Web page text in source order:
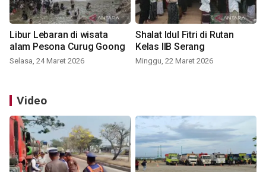
Libur Lebaran di wisata
alam Pesona Curug Goong
Selasa, 24 Maret 2026
Shalat Idul Fitri di Rutan
Kelas IIB Serang
Minggu, 22 Maret 2026
Video